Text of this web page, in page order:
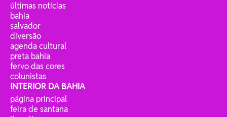
últimas notícias
bahia
salvador
diversão
agenda cultural
preta bahia
fervo das cores
colunistas
INTERIOR DA BAHIA
página principal
feira de santana